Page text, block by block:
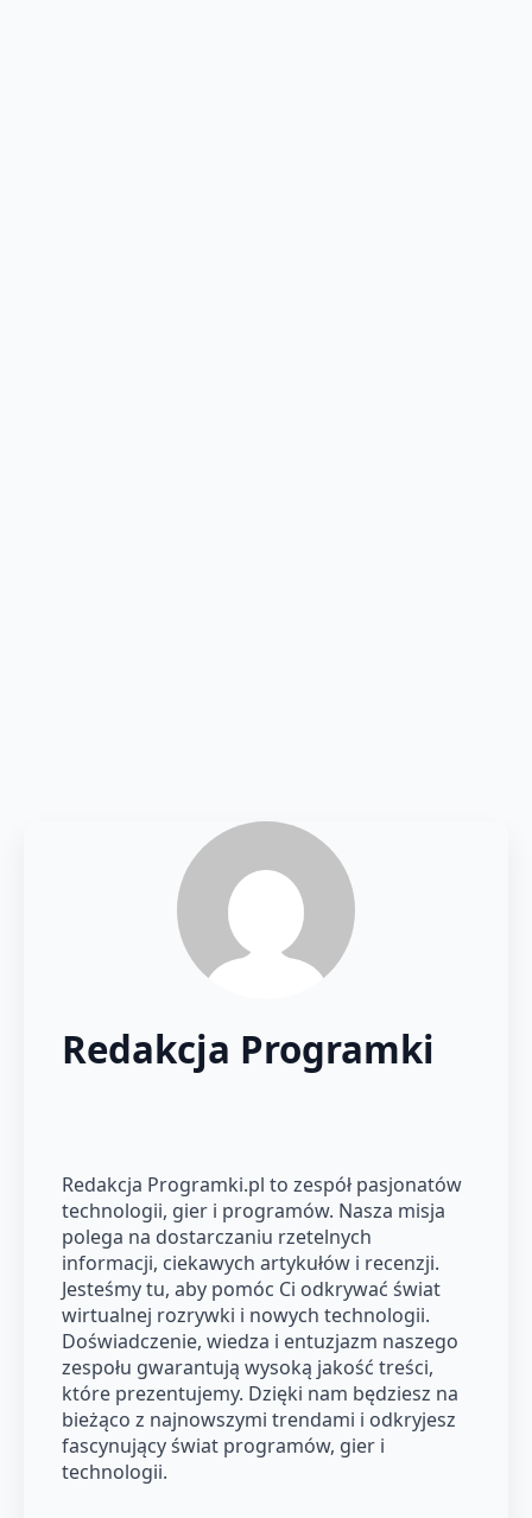
Redakcja Programki
Redakcja Programki.pl to zespół pasjonatów
technologii, gier i programów. Nasza misja
polega na dostarczaniu rzetelnych
informacji, ciekawych artykułów i recenzji.
Jesteśmy tu, aby pomóc Ci odkrywać świat
wirtualnej rozrywki i nowych technologii.
Doświadczenie, wiedza i entuzjazm naszego
zespołu gwarantują wysoką jakość treści,
które prezentujemy. Dzięki nam będziesz na
bieżąco z najnowszymi trendami i odkryjesz
fascynujący świat programów, gier i
technologii.